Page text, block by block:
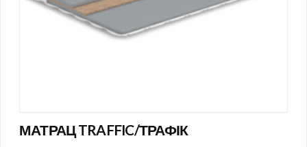
МАТРАЦ TRAFFIC/ТРАФІК